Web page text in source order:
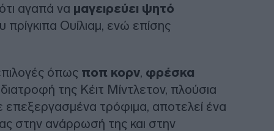
αγαπά να μαγειρεύει ψητό
Ουίλιαμ, ενώ επίσης
όπως ποπ κορν, φρέσκα
της Κέιτ Μίντλετον, πλούσια
επεξεργασμένα τρόφιμα, αποτελεί ένα
στην ανάρρωσή της και στην